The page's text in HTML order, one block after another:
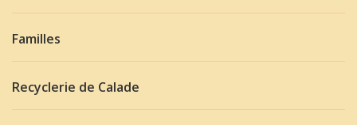
Familles
Recyclerie de Calade